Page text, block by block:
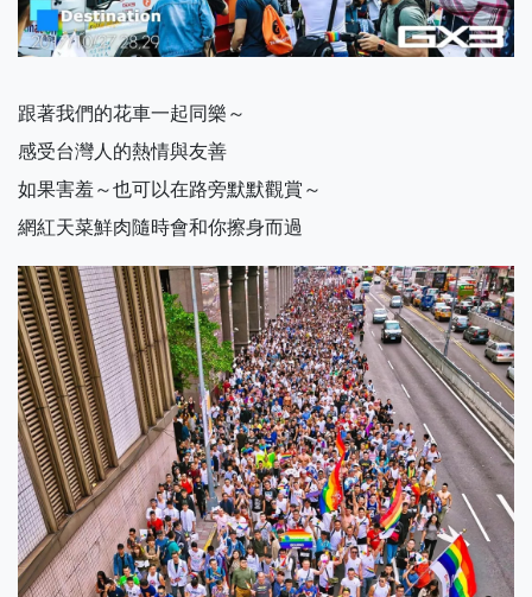
跟著我們的花車一起同樂～
感受台灣人的熱情與友善
如果害羞～也可以在路旁默默觀賞～
網紅天菜鮮肉隨時會和你擦身而過